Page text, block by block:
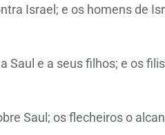
Israel; e os homens de
Saul e a seus filhos; e os
Saul; os flecheiros o